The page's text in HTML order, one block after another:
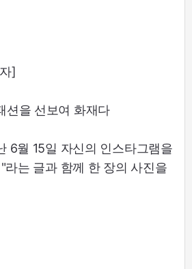
]
션을 선보여 화재다
6월 15일 자신의 인스타그램을
라는 글과 함께 한 장의 사진을